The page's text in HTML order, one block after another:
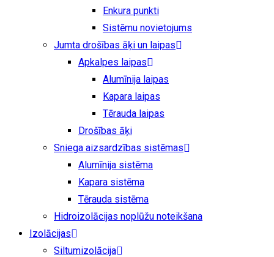
Enkura punkti
Sistēmu novietojums
Jumta drošības āķi un laipas
Apkalpes laipas
Alumīnija laipas
Kapara laipas
Tērauda laipas
Drošības āķi
Sniega aizsardzības sistēmas
Alumīnija sistēma
Kapara sistēma
Tērauda sistēma
Hidroizolācijas noplūžu noteikšana
Izolācijas
Siltumizolācija